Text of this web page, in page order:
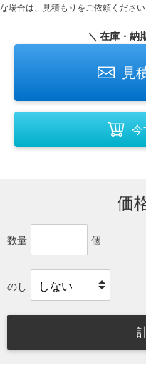
な場合は、見積もりをご依頼ください
＼ 在庫・納
見
今
価
数量 個
のし